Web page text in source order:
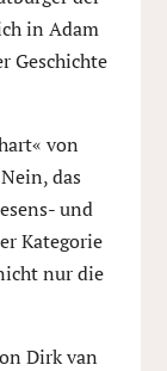
in Adam
Geschichte
von
das
und
Kategorie
nur die
Dirk van